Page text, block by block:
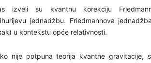
izveli su kvantnu korekciju
jednadžbu. Friedmannova
u kontekstu opće relativnosti.
nije potpuna teorija kvantne gravitacije,